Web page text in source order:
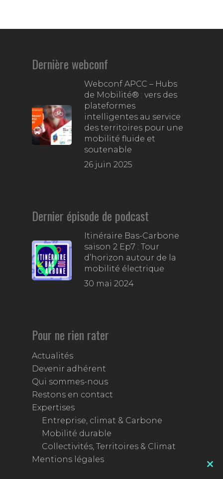
Dernière webconf
Webconf APCC – Hubs
de Mobilité® : vers des
plateformes
intelligentes au service
des territoires pour une
mobilité fluide et
soutenable
26 juin 2025
Dernier épisode de podcast
Itinéraire Bas-Carbone
saison 2 Ep7 : Tour
d’horizon autour de la
mobilité électrique
30 mai 2024
Pour ne rien rater
Actualités
Devenir adhérent
Qui sommes-nous
Restons en contact
Expertises
Entreprise, climat & Carbone
Mobilité durable
Collectivités, Territoires & Climat
Mentions légales